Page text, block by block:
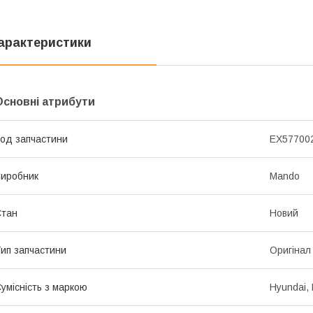
атрибути
запчастини
Mando
Новий
запчастини Оригінал
з маркою Hyundai,